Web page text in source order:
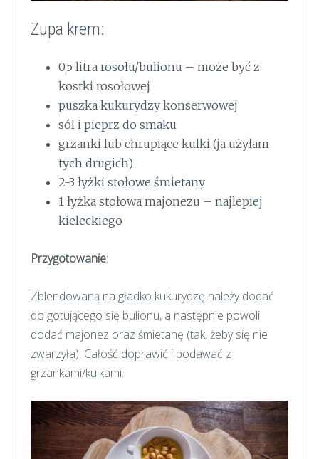
Zupa krem:
0,5 litra rosołu/bulionu – może być z
kostki rosołowej
puszka kukurydzy konserwowej
sól i pieprz do smaku
grzanki lub chrupiące kulki (ja użyłam
tych drugich)
2-3 łyżki stołowe śmietany
1 łyżka stołowa majonezu – najlepiej
kieleckiego
Przygotowanie:
Zblendowaną na gładko kukurydzę należy dodać
do gotującego się bulionu, a następnie powoli
dodać majonez oraz śmietanę (tak, żeby się nie
zwarzyła). Całość doprawić i podawać z
grzankami/kulkami.